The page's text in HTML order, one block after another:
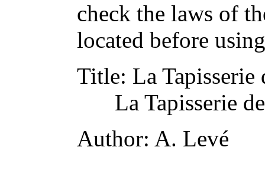
check the laws of
located before
Title: La
La Tapisserie
Author: A. Levé